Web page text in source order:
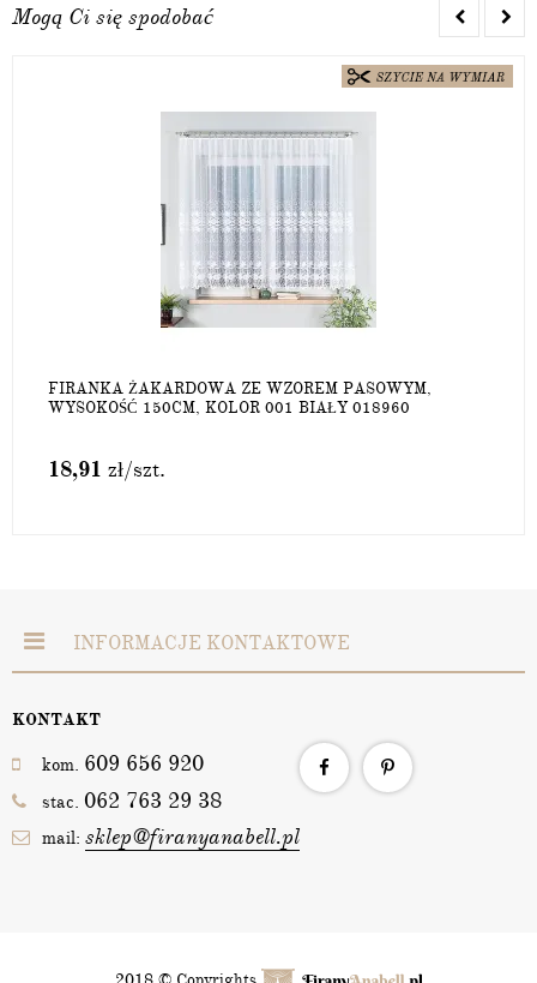
Mogą Ci się spodobać
FIRANKA ŻAKARDOWA ZE WZOREM PASOWYM,
WYSOKOŚĆ 150CM, KOLOR 001 BIAŁY 018960
18,91 zł/szt.
INFORMACJE KONTAKTOWE
KONTAKT
kom. 609 656 920
stac. 062 763 29 38
mail: sklep@firanyanabell.pl